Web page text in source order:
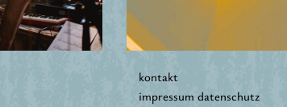
kontakt
impressum datenschutz